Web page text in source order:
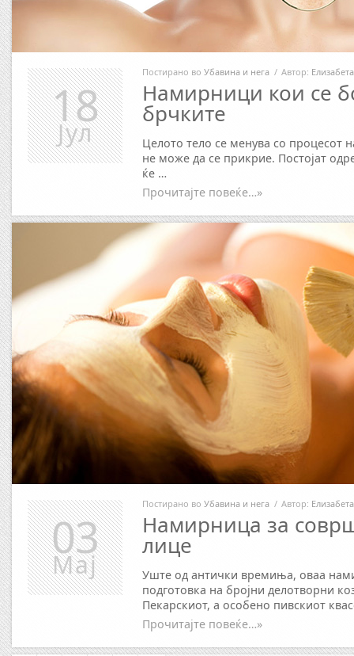
Постирано во Убавина и нега / Автор:
Намирници кои се
брчките
Целото тело се менува со процесот
не може да се прикрие. Постојат
ќе …
Прочитајте повеќе…»
18
Јул
Постирано во Убавина и нега / Автор:
Намирница за
лице
Уште од антички времиња, оваа
подготовка на бројни делотворни
Пекарскиот, а особено пивскиот
Прочитајте повеќе…»
03
Мај